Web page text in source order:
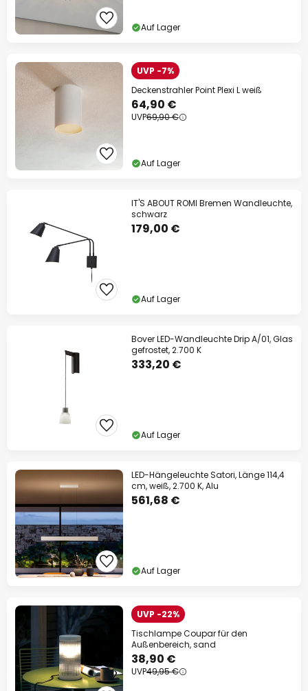
Auf Lager
UVP -7%
Deckenstrahler Point Plexi L weiß
64,90 €
UVP69,90 €
Auf Lager
IT'S ABOUT ROMI Bremen Wandleuchte,
schwarz
179,00 €
Auf Lager
Bover LED-Wandleuchte Drip A/01, Glas
gefrostet, 2.700 K
333,20 €
Auf Lager
LED-Hängeleuchte Satori, Länge 114,4
cm, weiß, 2.700 K, Alu
561,68 €
Auf Lager
UVP -22%
Tischlampe Coupar für den
Außenbereich, sand
38,90 €
UVP49,95 €